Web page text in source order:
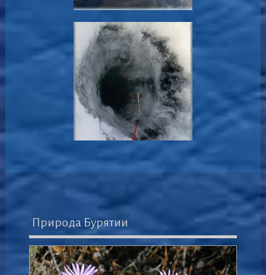
Природа Бурятии